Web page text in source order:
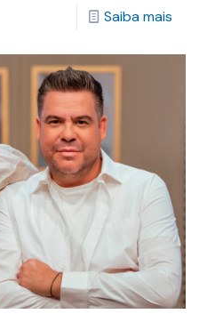
Saiba mais